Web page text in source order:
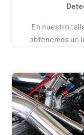
En nuestro
obtenemos un